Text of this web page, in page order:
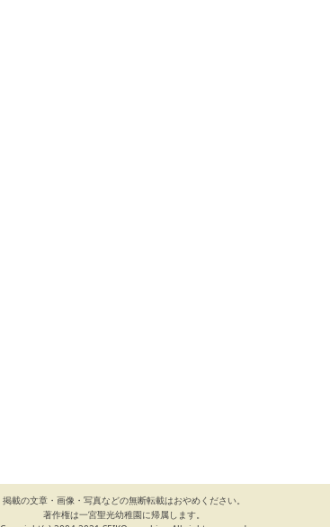
掲載の文章・画像・写真などの無断転載はおやめください。
著作権は一宮聖光幼稚園に帰属します。